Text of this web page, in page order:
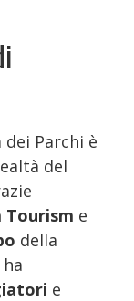
Parchi è
del
Tourism e
della
e